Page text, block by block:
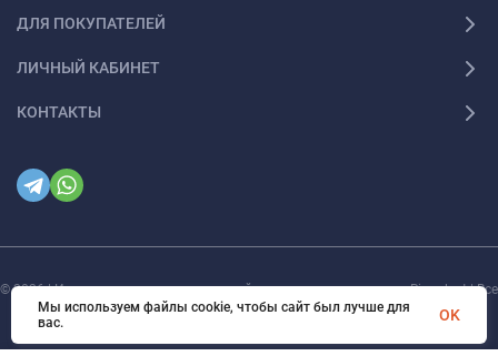
ДЛЯ ПОКУПАТЕЛЕЙ
ЛИЧНЫЙ КАБИНЕТ
КОНТАКТЫ
© 2026 | Интернет магазин инженерной сантехники и электрики Rigaplast | Все
права защищены
Мы используем файлы cookie, чтобы сайт был лучше для
вас.
OK